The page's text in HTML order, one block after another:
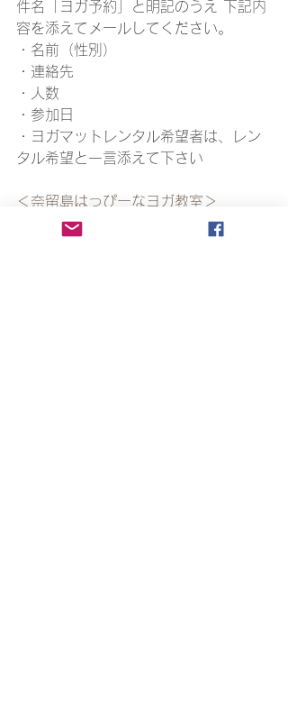
件名「ヨガ予約」と明記のうえ 下記内
容を添えてメールしてください。
・名前（性別）
・連絡先
・人数
・参加日
・ヨガマットレンタル希望者は、レン
タル希望と一言添えて下さい
＜奈留島はっぴーなヨガ教室＞